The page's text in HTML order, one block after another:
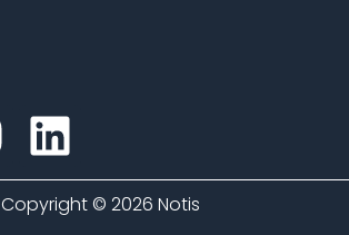
Copyright © 2026 Notis